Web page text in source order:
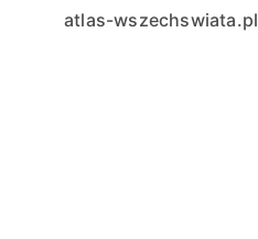
atlas-wszechswiata.pl